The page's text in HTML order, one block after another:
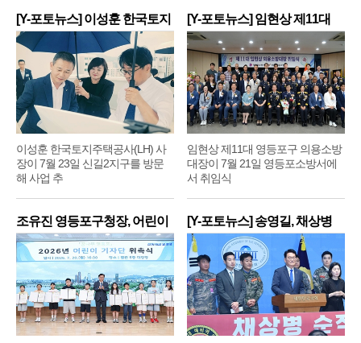
[Y-포토뉴스] 이성훈 한국토지
주
이성훈 한국토지주택공사(LH) 사
장이 7월 23일 신길2지구를 방문
해 사업 추
[Y-포토뉴스] 임현상 제11대
영
임현상 제11대 영등포구 의용소방
대장이 7월 21일 영등포소방서에
서 취임식
조유진 영등포구청장, 어린이
기
[Y-포토뉴스] 송영길, 채상병
순